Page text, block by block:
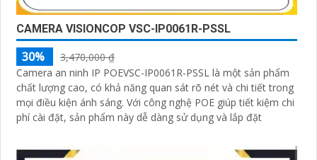
CAMERA VISIONCOP VSC-IP0061R-PSSL
30%
3,470,000 ₫
Camera an ninh IP POEVSC-IP0061R-PSSL là một sản phẩm
chất lượng cao, có khả năng quan sát rõ nét và chi tiết trong
mọi điều kiện ánh sáng. Với công nghệ POE giúp tiết kiệm chi
phí cài đặt, sản phẩm này dễ dàng sử dụng và lắp đặt